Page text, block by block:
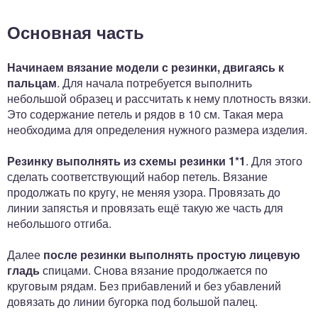
Основная часть
Начинаем вязание модели с резинки, двигаясь к
пальцам. Для начала потребуется выполнить
небольшой образец и рассчитать к нему плотность вязки.
Это содержание петель и рядов в 10 см. Такая мера
необходима для определения нужного размера изделия.
Резинку выполнять из схемы резинки 1*1. Для этого
сделать соответствующий набор петель. Вязание
продолжать по кругу, не меняя узора. Провязать до
линии запястья и провязать ещё такую же часть для
небольшого отгиба.
Далее после резинки выполнять простую лицевую
гладьспицами. Снова вязание продолжается по
круговым рядам. Без прибавлений и без убавлений
довязать до линии бугорка под большой палец.